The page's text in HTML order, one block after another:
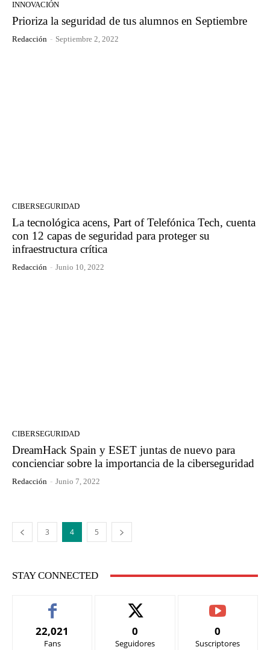
INNOVACIÓN
Prioriza la seguridad de tus alumnos en Septiembre
Redacción - Septiembre 2, 2022
CIBERSEGURIDAD
La tecnológica acens, Part of Telefónica Tech, cuenta
con 12 capas de seguridad para proteger su
infraestructura crítica
Redacción - Junio 10, 2022
CIBERSEGURIDAD
DreamHack Spain y ESET juntas de nuevo para
concienciar sobre la importancia de la ciberseguridad
Redacción - Junio 7, 2022
3 4 5
STAY CONNECTED
22,021
Fans
0
Seguidores
0
Suscriptores